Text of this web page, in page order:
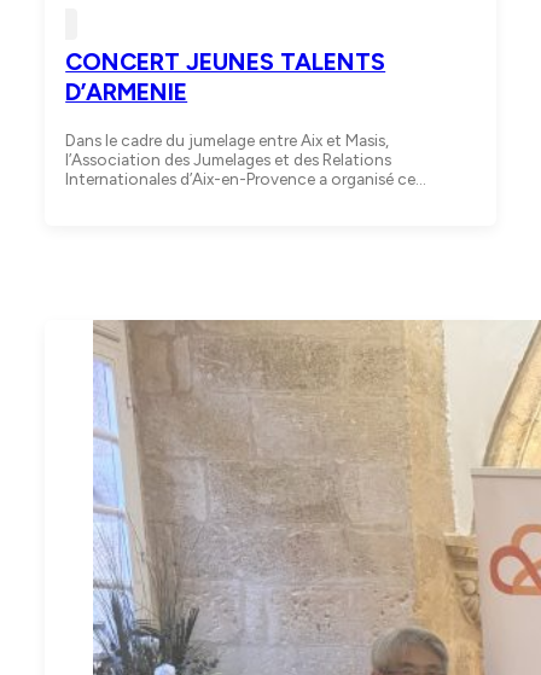
CONCERT JEUNES TALENTS
D’ARMENIE
Dans le cadre du jumelage entre Aix et Masis,
l’Association des Jumelages et des Relations
Internationales d’Aix-en-Provence a organisé ce…